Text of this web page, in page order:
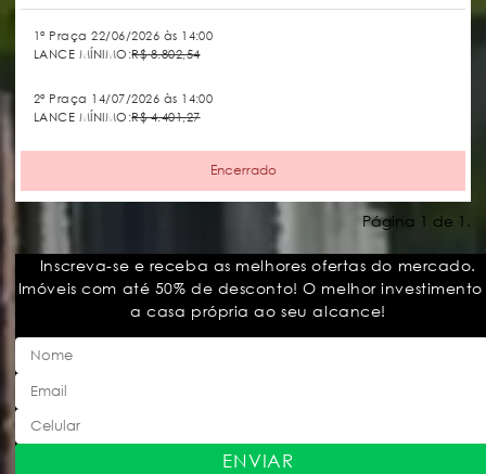
1ª Praça 22/06/2026 às 14:00
LANCE MÍNIMO:R$ 8.802,54
2ª Praça 14/07/2026 às 14:00
LANCE MÍNIMO:R$ 4.401,27
Encerrado
Página 1 de 1.
Inscreva-se e receba as melhores ofertas do mercado.
Imóveis com até 50% de desconto! O melhor
a casa própria ao seu alcance!
ENVIAR